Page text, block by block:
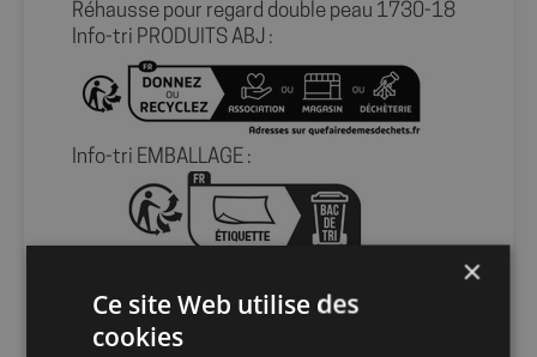
Réhausse pour regard double peau 1730-18
Info-tri PRODUITS ABJ :
Info-tri EMBALLAGE :
×
Ce site Web utilise des
cookies